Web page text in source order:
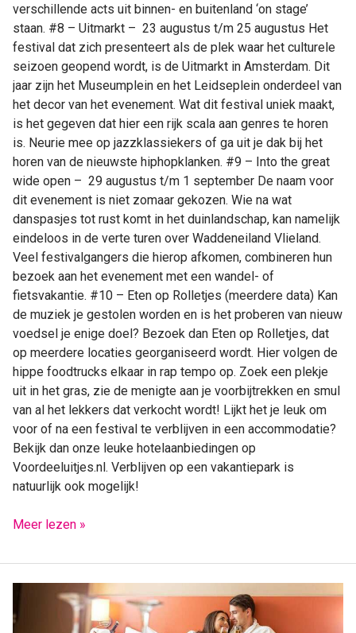
verschillende acts uit binnen- en buitenland ‘on stage’
staan. #8 – Uitmarkt – 23 augustus t/m 25 augustus Het
festival dat zich presenteert als de plek waar het culturele
seizoen geopend wordt, is de Uitmarkt in Amsterdam. Dit
jaar zijn het Museumplein en het Leidseplein onderdeel van
het decor van het evenement. Wat dit festival uniek maakt,
is het gegeven dat hier een rijk scala aan genres te horen
is. Neurie mee op jazzklassiekers of ga uit je dak bij het
horen van de nieuwste hiphopklanken. #9 – Into the great
wide open – 29 augustus t/m 1 september De naam voor
dit evenement is niet zomaar gekozen. Wie na wat
danspasjes tot rust komt in het duinlandschap, kan namelijk
eindeloos in de verte turen over Waddeneiland Vlieland.
Veel festivalgangers die hierop afkomen, combineren hun
bezoek aan het evenement met een wandel- of
fietsvakantie. #10 – Eten op Rolletjes (meerdere data) Kan
de muziek je gestolen worden en is het proberen van nieuw
voedsel je enige doel? Bezoek dan Eten op Rolletjes, dat
op meerdere locaties georganiseerd wordt. Hier volgen de
hippe foodtrucks elkaar in rap tempo op. Zoek een plekje
uit in het gras, zie de menigte aan je voorbijtrekken en smul
van al het lekkers dat verkocht wordt! Lijkt het je leuk om
voor of na een festival te verblijven in een accommodatie?
Bekijk dan onze leuke hotelaanbiedingen op
Voordeeluitjes.nl. Verblijven op een vakantiepark is
natuurlijk ook mogelijk!
Meer lezen »
romantisch
overnachten